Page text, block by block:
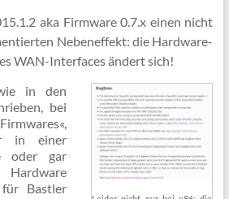
aka Firmware 0.7.x einen nicht
Nebeneffekt: die Hardware-
WAN-Interfaces ändert sich!
in den
bei
in einer
oder gar
Bastler